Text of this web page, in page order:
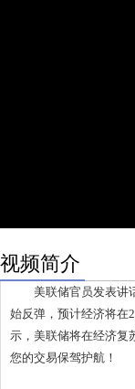
视频简介
美联储官员发表讲话
始反弹，预计经济将在
示，美联储将在经济复
您的交易保驾护航！